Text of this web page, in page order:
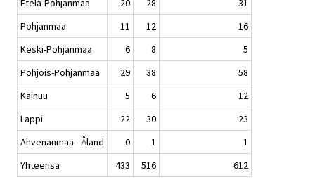
Etelä-Pohjanmaa
20 28
31
Pohjanmaa
11 12
16
Keski-Pohjanmaa
6 8
5
Pohjois-Pohjanmaa
29 38
58
Kainuu
5 6
12
Lappi
22 30
23
Ahvenanmaa - Åland
0 1
1
Yhteensä
433 516 612